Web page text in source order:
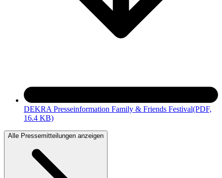
DEKRA Presseinformation Family & Friends Festival(PDF,
16.4 KB)
Alle Pressemitteilungen anzeigen